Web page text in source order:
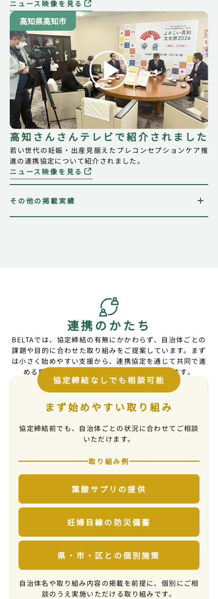
ニュース映像を見る
高知県高知市
高知さんさんテレビで紹介されました
若い世代の妊娠・出産見据えたプレコンセプションケア推
進の連携協定について紹介されました。
ニュース映像を見る
その他の掲載実績
松山大学の健康診断におけるプレコンセプション
ケア啓発の取り組みが紹介されました
2026.02 新聞
高知県高知市
プレコンセプションケア推進に関する連携協定締
結が報道されました
高知新聞
高知県高知市
プレコンセプションケア推進に関する連携協定締
2025.12
結が報道されました
2025.08 新聞
広島県広島市
プレコンセプションケア推進に関する連携協定締
結が報道されました
沖縄タイムス
連携のかたち
BELTAでは、協定締結の有無にかかわらず、自治体ごとの
課題や目的に合わせた取り組みをご提案しています。まず
は小さく始めやすい支援から、連携協定を通じて共同で進
める施策まで、状況に応じてご相談いただけます。
まず始めやすい取り組み
協定締結前でも、自治体ごとの状況に合わせてご相談
いただけます。
取り組み例
葉酸サプリの提供
妊婦目線の防災備蓄
県・市・区との個別施策
協定締結なしでも相談可能
自治体名や取り組み内容の掲載を前提に、個別にご相
談のうえ実施いただける取り組みです。